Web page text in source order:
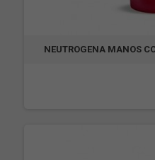
NEUTROGENA MANOS